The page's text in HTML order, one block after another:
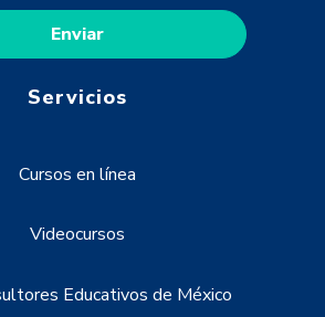
Servicios
Cursos en línea
Videocursos
Educativos de México